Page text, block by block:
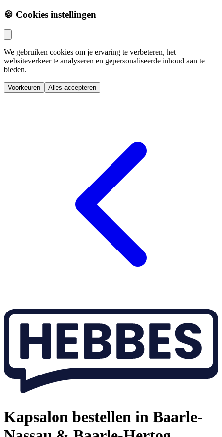
🍪 Cookies instellingen
We gebruiken cookies om je ervaring te verbeteren, het
websiteverkeer te analyseren en gepersonaliseerde inhoud aan te
bieden.
Voorkeuren Alles accepteren
Kapsalon bestellen in Baarle-